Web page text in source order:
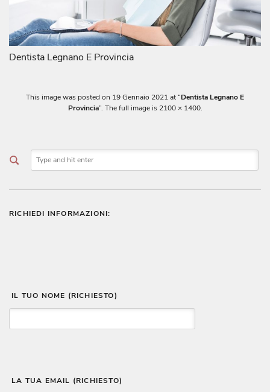
Dentista Legnano E Provincia
This image was posted on 19 Gennaio 2021at “Dentista Legnano E
Provincia”. The full image is 2100 × 1400.
RICHIEDI INFORMAZIONI:
IL TUO NOME (RICHIESTO)
LA TUA EMAIL (RICHIESTO)